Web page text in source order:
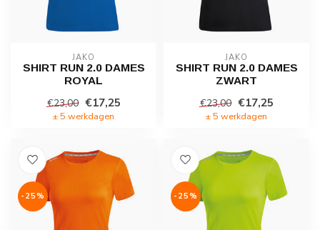
JAKO
SHIRT RUN 2.0 DAMES
ROYAL
€23,00 €17,25
± 5 werkdagen
JAKO
SHIRT RUN 2.0 DAMES
ZWART
€23,00 €17,25
± 5 werkdagen
-25% -25%